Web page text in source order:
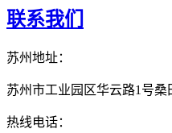
联系我们
苏州地址：
苏州市工业园区华云路1号桑
热线电话：